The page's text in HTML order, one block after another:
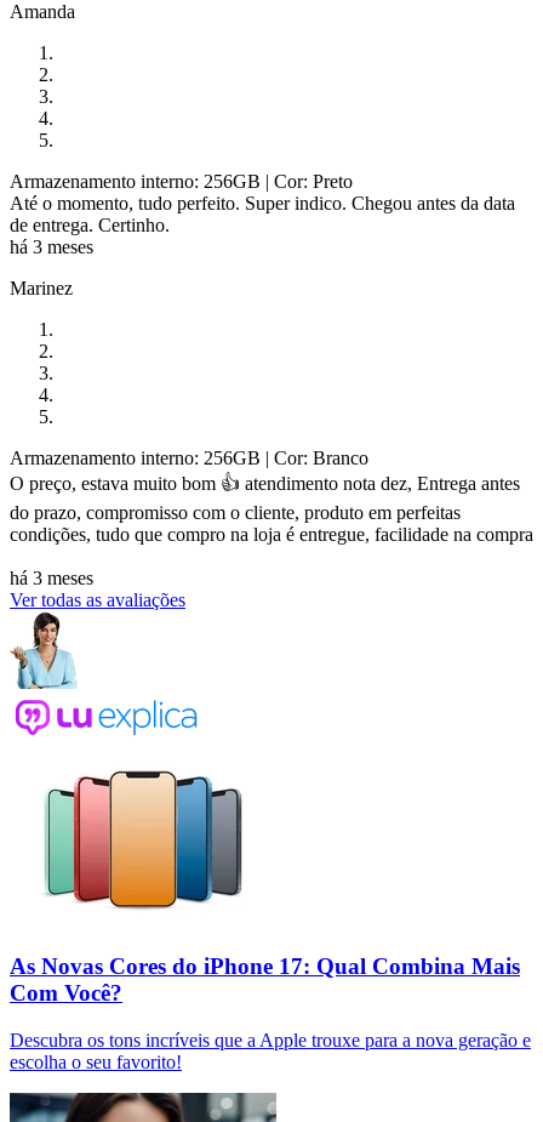
Amanda
Armazenamento interno: 256GB | Cor: Preto
Até o momento, tudo perfeito. Super indico. Chegou antes da data
de entrega. Certinho.
há 3 meses
Marinez
Armazenamento interno: 256GB | Cor: Branco
O preço, estava muito bom 👍 atendimento nota dez, Entrega antes
do prazo, compromisso com o cliente, produto em perfeitas
condições, tudo que compro na loja é entregue, facilidade na compra
há 3 meses
Ver todas as avaliações
As Novas Cores do iPhone 17: Qual Combina Mais
Com Você?
Descubra os tons incríveis que a Apple trouxe para a nova geração e
escolha o seu favorito!